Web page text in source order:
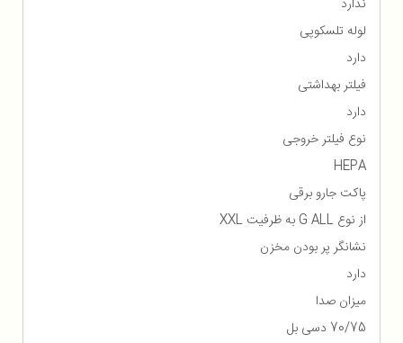
لوله تلسکوپی
دارد
فیلتر بهداشتی
دارد
نوع فیلتر خروجی
HEPA
پاکت جارو برقی
از نوع G ALL به ظرفیت XXL
نشانگر پر بودن مخزن
دارد
میزان صدا
70/75 دسی بل